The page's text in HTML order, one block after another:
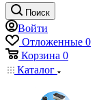
Поиск
Войти
Отложенные 0
Корзина 0
Каталог